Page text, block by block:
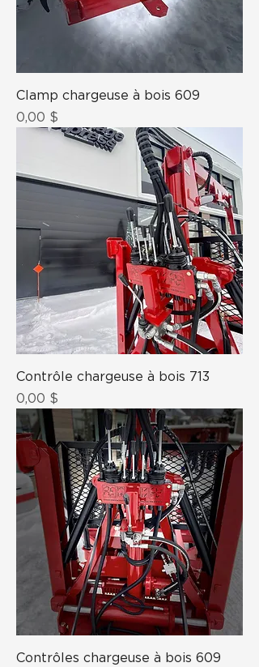
Clamp chargeuse à bois 609
Prix
0,00 $
Contrôle chargeuse à bois 713
Prix
0,00 $
Contrôles chargeuse à bois 609